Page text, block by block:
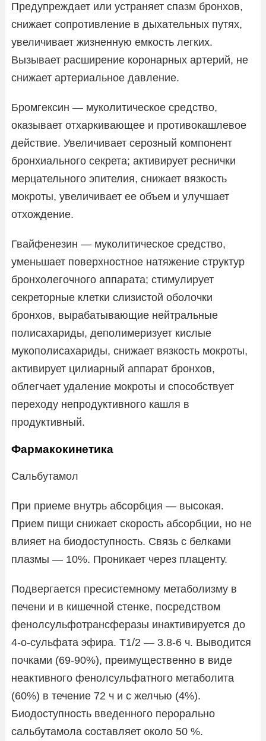
Предупреждает или устраняет спазм бронхов,
снижает сопротивление в дыхательных путях,
увеличивает жизненную емкость легких.
Вызывает расширение коронарных артерий, не
снижает артериальное давление.
Бромгексин — муколитическое средство,
оказывает отхаркивающее и противокашлевое
действие. Увеличивает серозный компонент
бронхиального секрета; активирует реснички
мерцательного эпителия, снижает вязкость
мокроты, увеличивает ее объем и улучшает
отхождение.
Гвайфенезин — муколитическое средство,
уменьшает поверхностное натяжение структур
бронхолегочного аппарата; стимулирует
секреторные клетки слизистой оболочки
бронхов, вырабатывающие нейтральные
полисахариды, деполимеризует кислые
мукополисахариды, снижает вязкость мокроты,
активирует цилиарный аппарат бронхов,
облегчает удаление мокроты и способствует
переходу непродуктивного кашля в
продуктивный.
Фармакокинетика
Сальбутамол
При приеме внутрь абсорбция — высокая.
Прием пищи снижает скорость абсорбции, но не
влияет на биодоступность. Связь с белками
плазмы — 10%. Проникает через плаценту.
Подвергается пресистемному метаболизму в
печени и в кишечной стенке, посредством
фенолсульфотрансферазы инактивируется до
4-о-сульфата эфира. T1/2 — 3.8-6 ч. Выводится
почками (69-90%), преимущественно в виде
неактивного фенолсульфатного метаболита
(60%) в течение 72 ч и с желчью (4%).
Биодоступность введенного перорально
сальбутамола составляет около 50 %.